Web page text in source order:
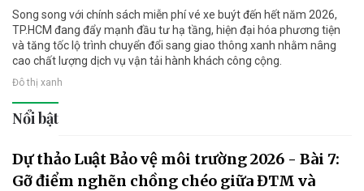
Song song với chính sách miễn phí vé xe buýt đến hết năm 2026,
TP.HCM đang đẩy mạnh đầu tư hạ tầng, hiện đại hóa phương tiện
và tăng tốc lộ trình chuyển đổi sang giao thông xanh nhằm nâng
cao chất lượng dịch vụ vận tải hành khách công cộng.
Đô thị xanh
Nổi bật
Dự thảo Luật Bảo vệ môi trường 2026 - Bài 7:
Gỡ điểm nghẽn chồng chéo giữa ĐTM và